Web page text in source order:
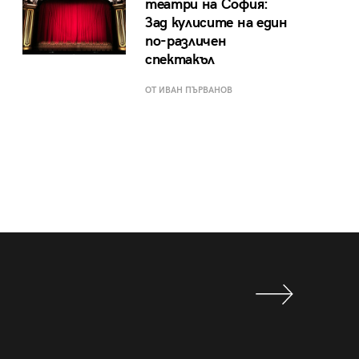
театри на София:
Зад кулисите на един
по-различен
спектакъл
ОТ ИВАН ПЪРВАНОВ